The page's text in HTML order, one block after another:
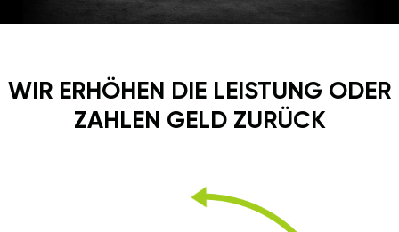
WIR ERHÖHEN DIE LEISTUNG ODER
ZAHLEN GELD ZURÜCK